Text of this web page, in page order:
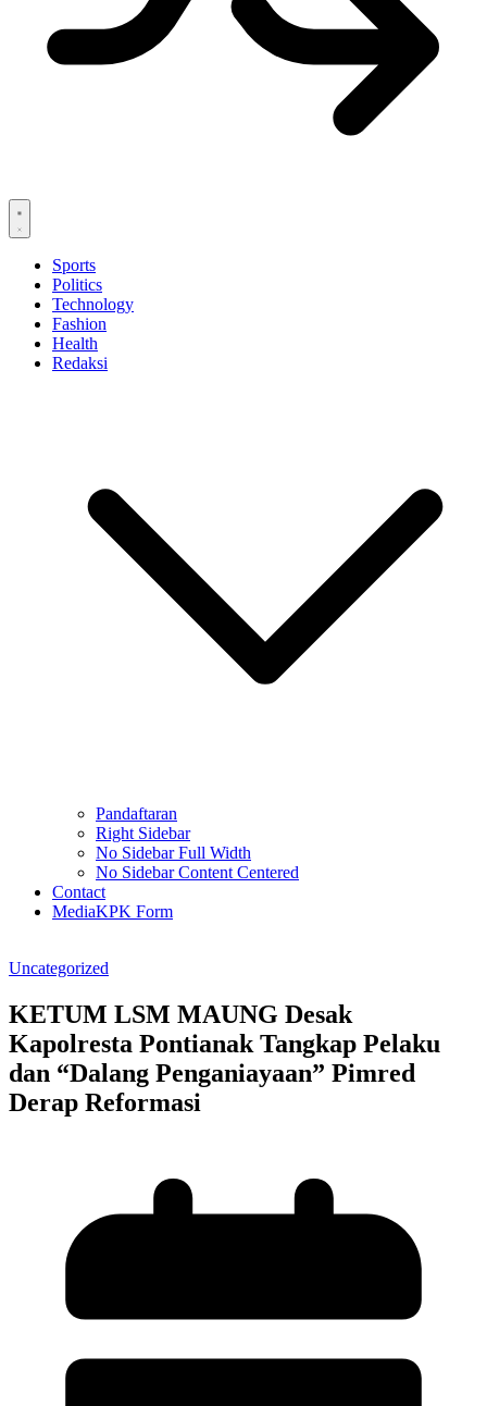
Sports
Politics
Technology
Fashion
Health
Redaksi
Pandaftaran
Right Sidebar
No Sidebar Full Width
No Sidebar Content Centered
Contact
MediaKPK Form
Uncategorized
KETUM LSM MAUNG Desak
Kapolresta Pontianak Tangkap Pelaku
dan “Dalang Penganiayaan” Pimred
Derap Reformasi